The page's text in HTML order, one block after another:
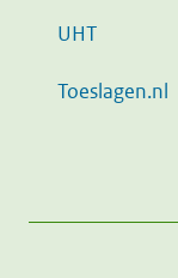
UHT
Toeslagen.nl